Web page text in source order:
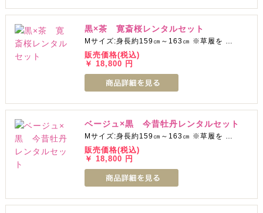
黒×茶 寛斎桜レンタルセット
Mサイズ:身長約159㎝～163㎝ ※草履を …
販売価格(税込)
￥ 18,800 円
ベージュ×黒 今昔牡丹レンタルセット
Mサイズ:身長約159㎝～163㎝ ※草履を …
販売価格(税込)
￥ 18,800 円